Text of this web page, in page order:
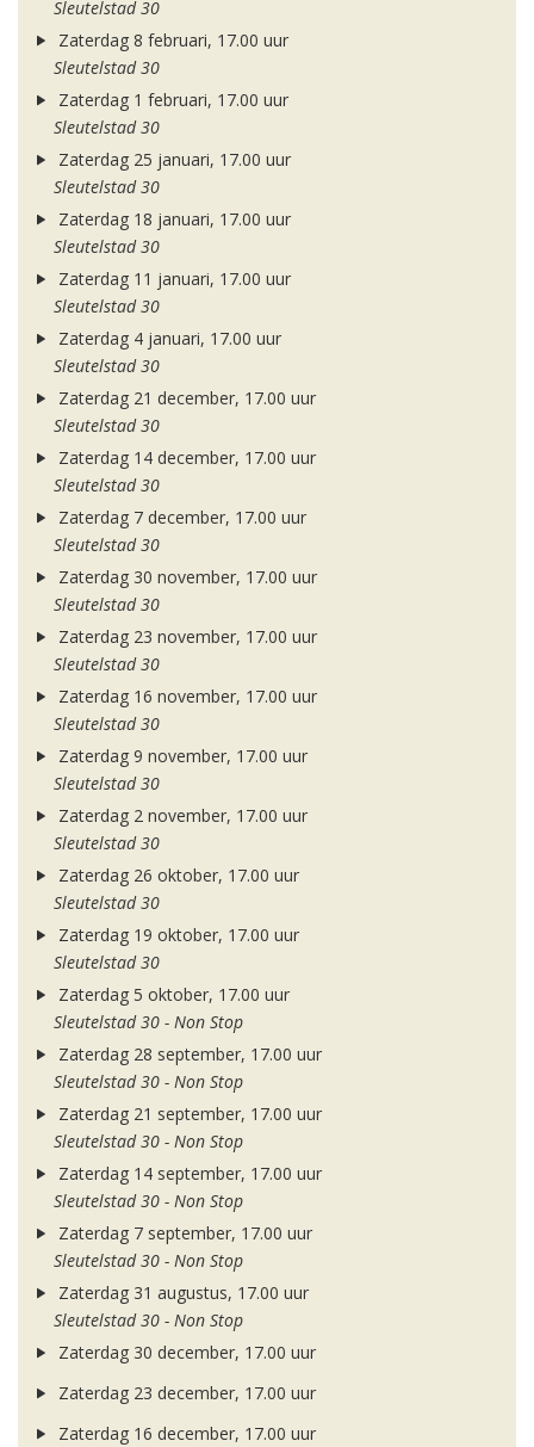
Sleutelstad 30
Zaterdag 8 februari, 17.00 uur
Sleutelstad 30
Zaterdag 1 februari, 17.00 uur
Sleutelstad 30
Zaterdag 25 januari, 17.00 uur
Sleutelstad 30
Zaterdag 18 januari, 17.00 uur
Sleutelstad 30
Zaterdag 11 januari, 17.00 uur
Sleutelstad 30
Zaterdag 4 januari, 17.00 uur
Sleutelstad 30
Zaterdag 21 december, 17.00 uur
Sleutelstad 30
Zaterdag 14 december, 17.00 uur
Sleutelstad 30
Zaterdag 7 december, 17.00 uur
Sleutelstad 30
Zaterdag 30 november, 17.00 uur
Sleutelstad 30
Zaterdag 23 november, 17.00 uur
Sleutelstad 30
Zaterdag 16 november, 17.00 uur
Sleutelstad 30
Zaterdag 9 november, 17.00 uur
Sleutelstad 30
Zaterdag 2 november, 17.00 uur
Sleutelstad 30
Zaterdag 26 oktober, 17.00 uur
Sleutelstad 30
Zaterdag 19 oktober, 17.00 uur
Sleutelstad 30
Zaterdag 5 oktober, 17.00 uur
Sleutelstad 30 - Non Stop
Zaterdag 28 september, 17.00 uur
Sleutelstad 30 - Non Stop
Zaterdag 21 september, 17.00 uur
Sleutelstad 30 - Non Stop
Zaterdag 14 september, 17.00 uur
Sleutelstad 30 - Non Stop
Zaterdag 7 september, 17.00 uur
Sleutelstad 30 - Non Stop
Zaterdag 31 augustus, 17.00 uur
Sleutelstad 30 - Non Stop
Zaterdag 30 december, 17.00 uur
Zaterdag 23 december, 17.00 uur
Zaterdag 16 december, 17.00 uur